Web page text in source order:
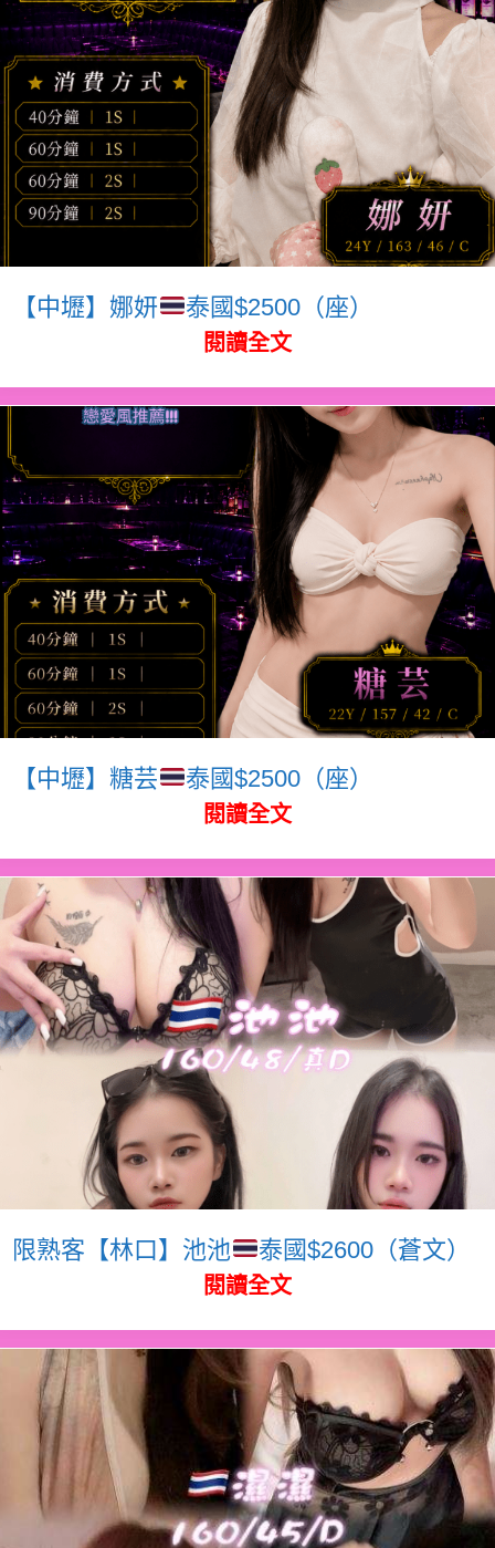
【中壢】娜妍 泰國$2500（座）
閱讀全文
【中壢】糖芸 泰國$2500（座）
閱讀全文
限熟客【林口】池池 泰國$2600（蒼文）
閱讀全文